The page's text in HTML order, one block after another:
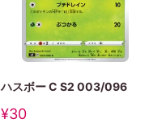
ハスボー C S2 003/096
販
¥30